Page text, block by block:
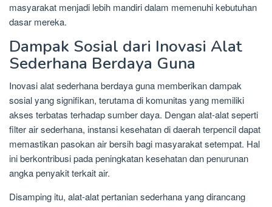
masyarakat menjadi lebih mandiri dalam memenuhi kebutuhan
dasar mereka.
Dampak Sosial dari Inovasi Alat
Sederhana Berdaya Guna
Inovasi alat sederhana berdaya guna memberikan dampak
sosial yang signifikan, terutama di komunitas yang memiliki
akses terbatas terhadap sumber daya. Dengan alat-alat seperti
filter air sederhana, instansi kesehatan di daerah terpencil dapat
memastikan pasokan air bersih bagi masyarakat setempat. Hal
ini berkontribusi pada peningkatan kesehatan dan penurunan
angka penyakit terkait air.
Disamping itu, alat-alat pertanian sederhana yang dirancang